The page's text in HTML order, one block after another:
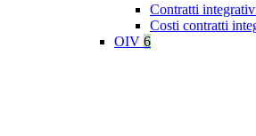
Contratti
Costi contratti
OIV 6